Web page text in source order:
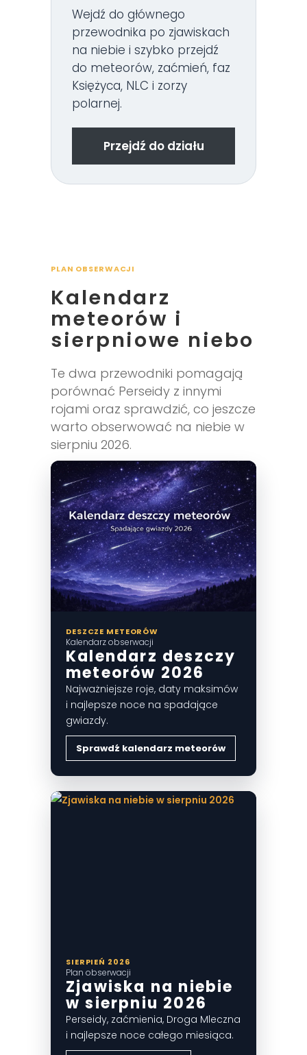
Wejdź do głównego
przewodnika po zjawiskach
na niebie i szybko przejdź
do meteorów, zaćmień, faz
Księżyca, NLC i zorzy
polarnej.
Przejdź do działu
PLAN OBSERWACJI
Kalendarz
meteorów i
sierpniowe niebo
Te dwa przewodniki pomagają
porównać Perseidy z innymi
rojami oraz sprawdzić, co jeszcze
warto obserwować na niebie w
sierpniu 2026.
DESZCZE METEORÓW
Kalendarz obserwacji
Kalendarz deszczy
meteorów 2026
Najważniejsze roje, daty maksimów
i najlepsze noce na spadające
gwiazdy.
Sprawdź kalendarz meteorów
SIERPIEŃ 2026
Plan obserwacji
Zjawiska na niebie
w sierpniu 2026
Perseidy, zaćmienia, Droga Mleczna
i najlepsze noce całego miesiąca.